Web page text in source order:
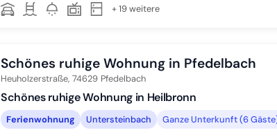
+ 19 weitere
Schönes ruhige Wohnung in Pfedelbach
Heuholzerstraße, 74629 Pfedelbach
Schönes ruhige Wohnung in Heilbronn
Ferienwohnung Untersteinbach Ganze Unterkunft (6